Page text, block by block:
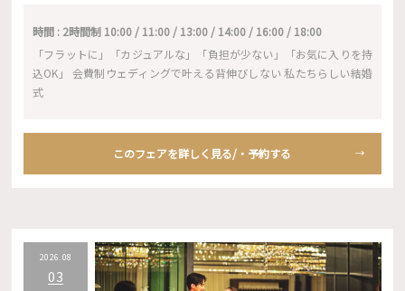
時間 : 2時間制 10:00 / 11:00 / 13:00 / 14:00 / 16:00 / 18:00
「フラットに」「カジュアルな」「負担が少ない」「お気に入りを持
込OK」 会費制ウェディングで叶える背伸びしない 私たちらしい結婚
式
このフェアを詳しく見る/・予約する
2026.08
03